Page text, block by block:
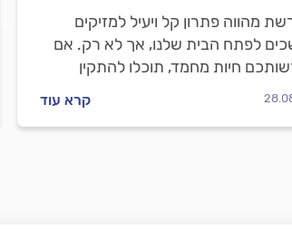
מהווה פתרון קל ויעיל למזיקים
לפתח הבית שלנו, אך לא רק. אם
חיות מחמד, תוכלו להתקין
פתח ייעודי שיאפשר להם לצאת
בבטחה. אילו סוגי רשתות מתאימות
כדאי לשקול דלת וילון, מה כולל
קרא עוד